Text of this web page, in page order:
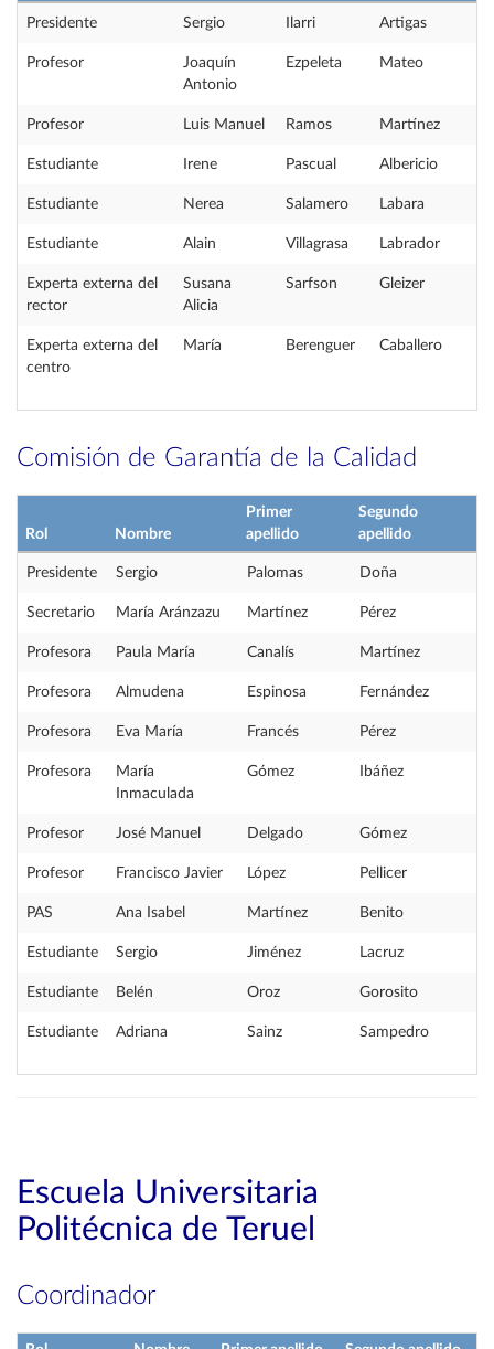
Presidente Sergio Ilarri Artigas
Profesor
Joaquín
Antonio
Ezpeleta Mateo
Profesor Luis Manuel Ramos Martínez
Estudiante Irene Pascual Albericio
Estudiante Nerea Salamero Labara
Estudiante Alain Villagrasa Labrador
Experta externa del
rector
Susana
Alicia
Sarfson Gleizer
Experta externa del
centro
María Berenguer Caballero
Comisión de Garantía de la Calidad
Rol Nombre
Primer
apellido
Segundo
apellido
Presidente Sergio Palomas Doña
Secretario María Aránzazu Martínez Pérez
Profesora Paula María Canalís Martínez
Profesora Almudena Espinosa Fernández
Profesora Eva María Francés Pérez
Profesora
María
Inmaculada
Gómez Ibáñez
Profesor José Manuel Delgado Gómez
Profesor Francisco Javier López Pellicer
PAS Ana Isabel Martínez Benito
Estudiante Sergio Jiménez Lacruz
Estudiante Belén Oroz Gorosito
Estudiante Adriana Sainz Sampedro
Escuela Universitaria
Politécnica de Teruel
Coordinador